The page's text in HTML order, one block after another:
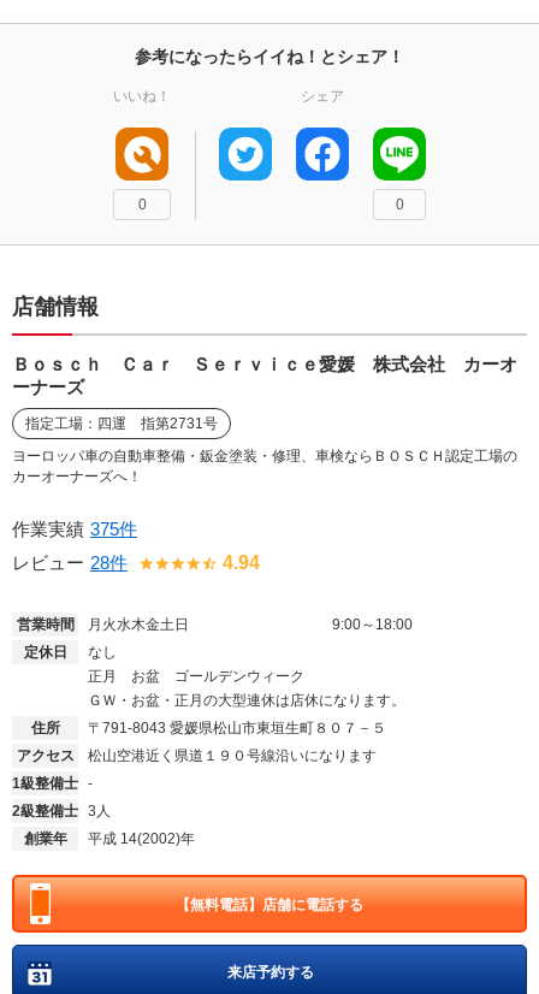
参考になったらイイね！とシェア！
いいね！
0
シェア
0
店舗情報
Ｂｏｓｃｈ Ｃａｒ Ｓｅｒｖｉｃｅ愛媛 株式会社 カーオ
ーナーズ
指定工場：四運 指第2731号
ヨーロッパ車の自動車整備・鈑金塗装・修理、車検ならＢＯＳＣＨ認定工場の
カーオーナーズへ！
作業実績 375件
レビュー 28件 4.94
営業時間 月火水木金土日
9:00～18:00
定休日
なし
正月 お盆 ゴールデンウィーク
ＧＷ・お盆・正月の大型連休は店休になります。
住所
〒791-8043 愛媛県松山市東垣生町８０７－５
アクセス
松山空港近く県道１９０号線沿いになります
1級整備士 -
2級整備士 3人
創業年
平成 14(2002)年
【無料電話】店舗に電話する
来店予約する